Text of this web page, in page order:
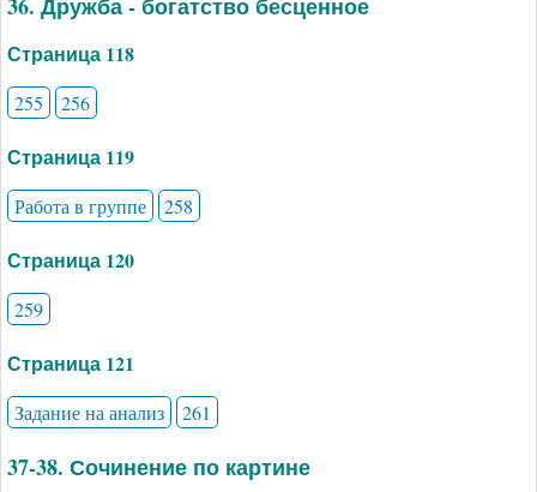
36. Дружба - богатство бесценное
Страница 118
255 256
Страница 119
Работа в группе 258
Страница 120
259
Страница 121
Задание на анализ 261
37-38. Сочинение по картине